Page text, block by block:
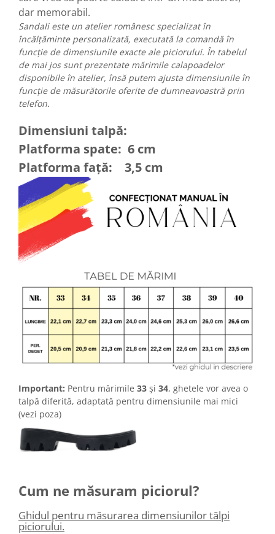
dar memorabil.
Sandali este un atelier românesc specializat în
încălțăminte personalizată, executată la comandă în
funcție de dimensiunile exacte ale piciorului. În tabelul
de mai jos sunt prezentate mărimile calapoadelor
disponibile în atelier, însă putem ajusta dimensiunile în
funcție de măsurătorile oferite de dumneavoastră prin
telefon.
Dimensiuni talpă:
Platforma spate: 6 cm
Platforma față: 3,5 cm
Important: Pentru mărimile 33 și 34, ghetele vor avea o
talpă diferită, adaptată pentru dimensiunile mai mici
(vezi poza)
Cum ne măsuram piciorul?
Ghidul pentru măsurarea dimensiunilor tălpi
piciorului.